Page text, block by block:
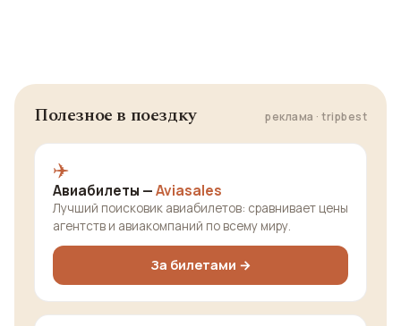
Полезное в поездку реклама · tripbest
✈️
Авиабилеты —Aviasales
Лучший поисковик авиабилетов: сравнивает цены
агентств и авиакомпаний по всему миру.
За билетами →